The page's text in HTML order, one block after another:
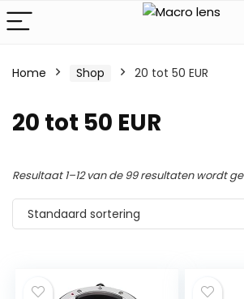
Home Shop 20 tot 50 EUR
20 tot 50 EUR
Resultaat 1–12 van de 99 resultaten wordt
Standaard sortering